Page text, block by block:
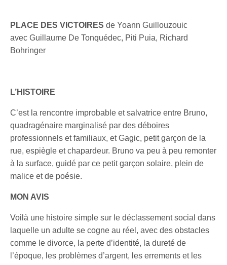
PLACE DES VICTOIRESde Yoann Guillouzouic
avec Guillaume De Tonquédec, Piti Puia, Richard
Bohringer
L’HISTOIRE
C’est la rencontre improbable et salvatrice entre Bruno,
quadragénaire marginalisé par des déboires
professionnels et familiaux, et Gagic, petit garçon de la
rue, espiègle et chapardeur. Bruno va peu à peu remonter
à la surface, guidé par ce petit garçon solaire, plein de
malice et de poésie.
MON AVIS
Voilà une histoire simple sur le déclassement social dans
laquelle un adulte se cogne au réel, avec des obstacles
comme le divorce, la perte d’identité, la dureté de
l’époque, les problèmes d’argent, les errements et les